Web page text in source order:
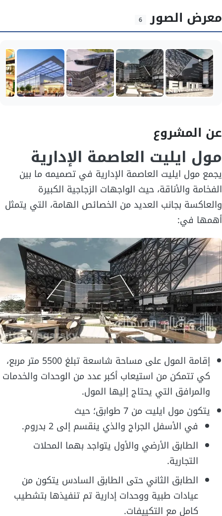
معرض الصور 6
عن المشروع
مول ايليت العاصمة الإدارية
يجمع مول ايليت العاصمة الإدارية في تصميمه ما بين
الفخامة والأناقة، حيث الواجهات الزجاجية الكبيرة
والعاكسة بجانب العديد من الخصائص الهامة، التي يتمثل
أهمها في:
إقامة المول على مساحة شاسعة تبلغ 5500 متر مربع،
كي تتمكن من استيعاب أكبر عدد من الوحدات والخدمات
والمرافق التي يحتاج إليها المول.
يتكون مول ايليت من 7 طوابق؛ حيث
في الأسفل الجراج والذي ينقسم إلى 2 بدروم.
الطابق الأرضي والأول يتواجد بهما المحلات
التجارية.
الطابق الثاني حتى الطابق السادس يتكون من
عيادات طبية ووحدات إدارية تم تنفيذها بتشطيب
كامل مع التكييفات.